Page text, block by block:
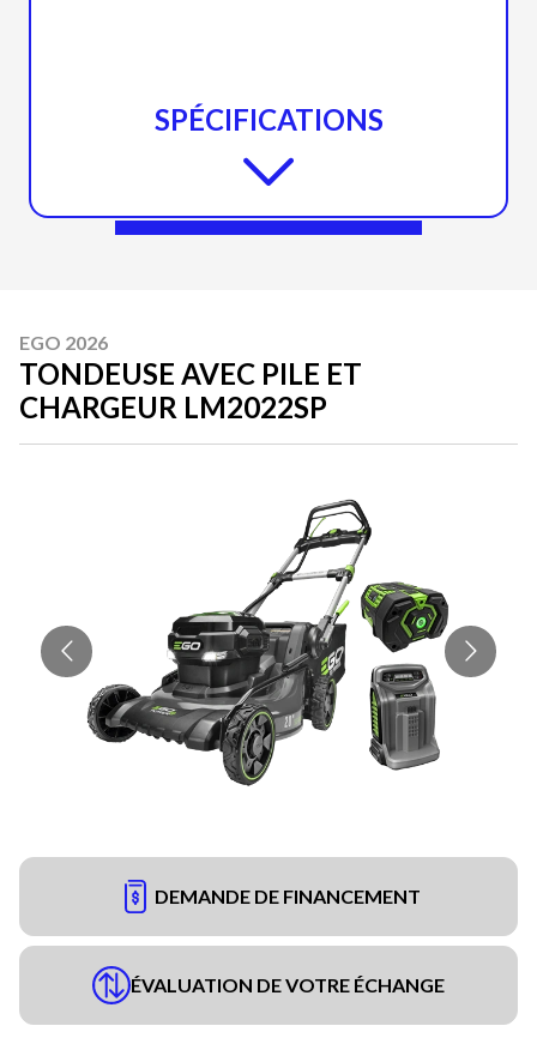
SPÉCIFICATIONS
EGO 2026
TONDEUSE AVEC PILE ET
CHARGEUR LM2022SP
DEMANDE DE FINANCEMENT
ÉVALUATION DE VOTRE ÉCHANGE